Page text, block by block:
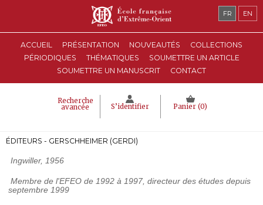
ACCUEIL PRÉSENTATION NOUVEAUTÉS
COLLECTIONS
PÉRIODIQUES
THÉMATIQUES
SOUMETTRE UN ARTICLE
SOUMETTRE UN MANUSCRIT
CONTACT
Recherche
avancée S’identifier Panier (0)
FR EN
ÉDITEURS - GERSCHHEIMER (GERDI)
Ingwiller, 1956
Membre de l'EFEO de 1992 à 1997, directeur des études depuis
septembre 1999